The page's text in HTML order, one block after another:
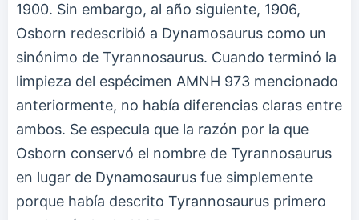
1900. Sin embargo, al año siguiente, 1906,
Osborn redescribió a Dynamosaurus como un
sinónimo de Tyrannosaurus. Cuando terminó la
limpieza del espécimen AMNH 973 mencionado
anteriormente, no había diferencias claras entre
ambos. Se especula que la razón por la que
Osborn conservó el nombre de Tyrannosaurus
en lugar de Dynamosaurus fue simplemente
porque había descrito Tyrannosaurus primero